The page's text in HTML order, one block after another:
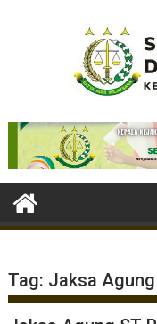
Tag: Jaksa Agung